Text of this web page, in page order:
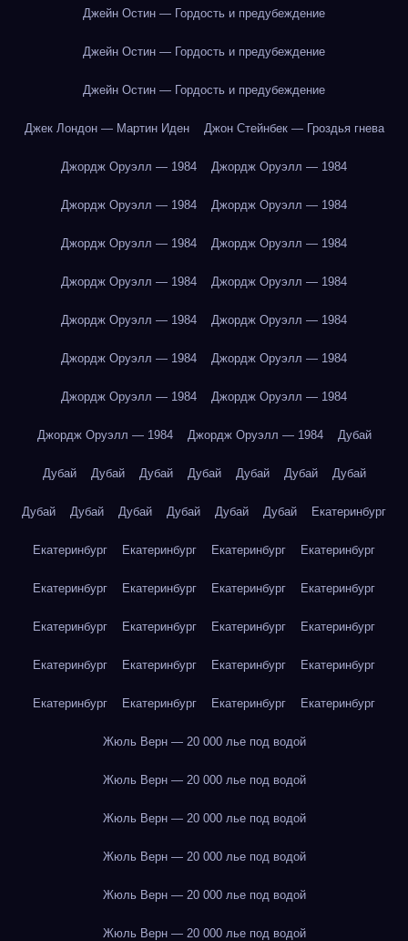
Джейн Остин — Гордость и предубеждение
Джейн Остин — Гордость и предубеждение
Джейн Остин — Гордость и предубеждение
Джек Лондон — Мартин Иден Джон Стейнбек — Гроздья гнева
Джордж Оруэлл — 1984 Джордж Оруэлл — 1984
Джордж Оруэлл — 1984 Джордж Оруэлл — 1984
Джордж Оруэлл — 1984 Джордж Оруэлл — 1984
Джордж Оруэлл — 1984 Джордж Оруэлл — 1984
Джордж Оруэлл — 1984 Джордж Оруэлл — 1984
Джордж Оруэлл — 1984 Джордж Оруэлл — 1984
Джордж Оруэлл — 1984 Джордж Оруэлл — 1984
Джордж Оруэлл — 1984 Джордж Оруэлл — 1984 Дубай
Дубай Дубай Дубай Дубай Дубай Дубай Дубай
Дубай Дубай Дубай Дубай Дубай Дубай Екатеринбург
Екатеринбург Екатеринбург Екатеринбург Екатеринбург
Екатеринбург Екатеринбург Екатеринбург Екатеринбург
Екатеринбург Екатеринбург Екатеринбург Екатеринбург
Екатеринбург Екатеринбург Екатеринбург Екатеринбург
Екатеринбург Екатеринбург Екатеринбург Екатеринбург
Жюль Верн — 20 000 лье под водой
Жюль Верн — 20 000 лье под водой
Жюль Верн — 20 000 лье под водой
Жюль Верн — 20 000 лье под водой
Жюль Верн — 20 000 лье под водой
Жюль Верн — 20 000 лье под водой